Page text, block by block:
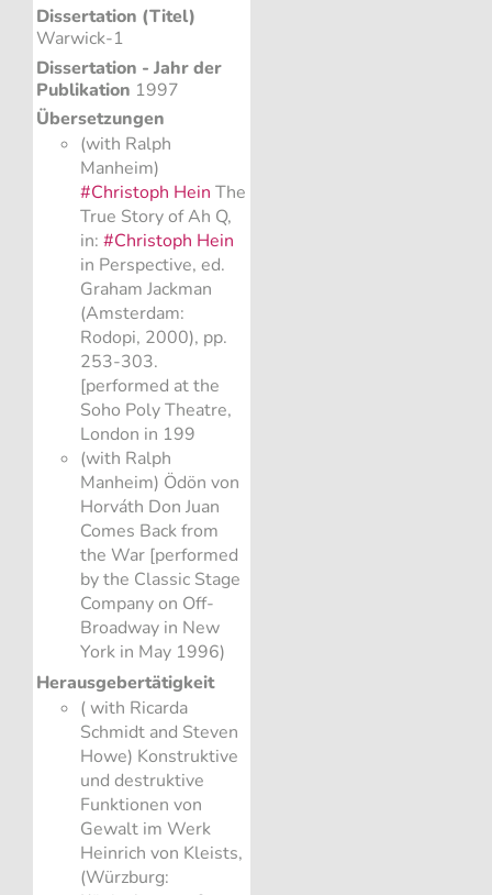
Dissertation (Titel)
Warwick-1
Dissertation - Jahr der
Publikation 1997
Übersetzungen
(with Ralph
Manheim)
#Christoph Hein The
True Story of Ah Q,
in: #Christoph Hein
in Perspective, ed.
Graham Jackman
(Amsterdam:
Rodopi, 2000), pp.
253-303.
[performed at the
Soho Poly Theatre,
London in 199
(with Ralph
Manheim) Ödön von
Horváth Don Juan
Comes Back from
the War [performed
by the Classic Stage
Company on Off-
Broadway in New
York in May 1996)
Herausgebertätigkeit
( with Ricarda
Schmidt and Steven
Howe) Konstruktive
und destruktive
Funktionen von
Gewalt im Werk
Heinrich von Kleists,
(Würzburg: